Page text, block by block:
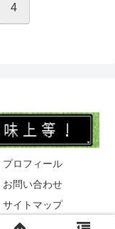
4
プロフィール
お問い合わせ
サイトマップ